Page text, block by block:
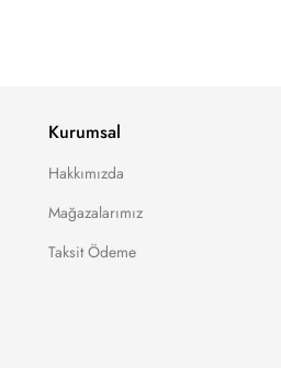
Kurumsal
Hakkımızda
Mağazalarımız
Taksit Ödeme